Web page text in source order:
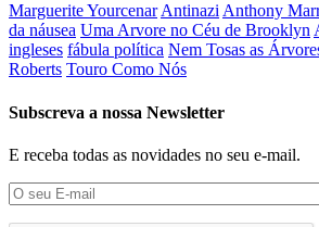
Marguerite YourcenarAntinaziAnthony
da náusea Uma Arvore no Céu de Brooklyn
ingleses fábula política Nem Tosas as
Roberts Touro Como Nós
Subscreva a nossa Newsletter
E receba todas as novidades no seu e-mail.